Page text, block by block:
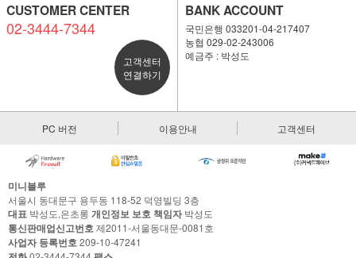
CUSTOMER CENTER
02-3444-7344
고객센터
연결하기
BANK ACCOUNT
국민은행 033201-04-217407
농협 029-02-243006
예금주 : 박성도
PC 버전 이용안내 고객센터
미니블루
서울시 동대문구 용두동 118-52 덕영빌딩 3층
대표 박성도,은초롱 개인정보 보호 책임자박성도
통신판매업신고번호제2011-서울동대문-0081호
사업자 등록번호209-10-47241